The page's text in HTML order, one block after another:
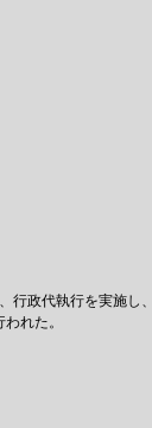
行政代執行を実施
れた。